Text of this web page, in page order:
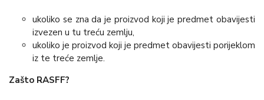
ukoliko se zna da je proizvod koji je predmet obavijesti
izvezen u tu treću zemlju,
ukoliko je proizvod koji je predmet obavijesti porijeklom
iz te treće zemlje.
Zašto RASFF?